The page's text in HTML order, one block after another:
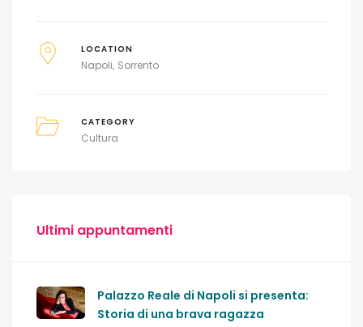
LOCATION
Napoli Sorrento
CATEGORY
Cultura
Ultimi appuntamenti
Palazzo Reale di Napoli si presenta:
Storia di una brava ragazza